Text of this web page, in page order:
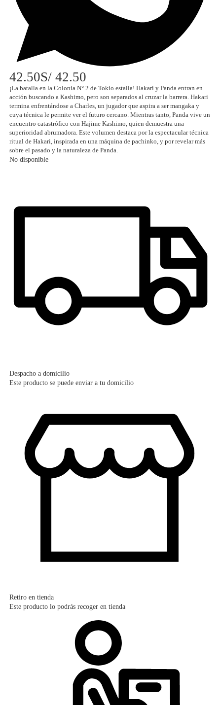
42.50S/ 42.50
¡La batalla en la Colonia N° 2 de Tokio estalla! Hakari y Panda entran en
acción buscando a Kashimo, pero son separados al cruzar la barrera. Hakari
termina enfrentándose a Charles, un jugador que aspira a ser mangaka y
cuya técnica le permite ver el futuro cercano. Mientras tanto, Panda vive un
encuentro catastrófico con Hajime Kashimo, quien demuestra una
superioridad abrumadora. Este volumen destaca por la espectacular técnica
ritual de Hakari, inspirada en una máquina de pachinko, y por revelar más
sobre el pasado y la naturaleza de Panda.
No disponible
Despacho a domicilio
Este producto se puede enviar a tu domicilio
Retiro en tienda
Este producto lo podrás recoger en tienda